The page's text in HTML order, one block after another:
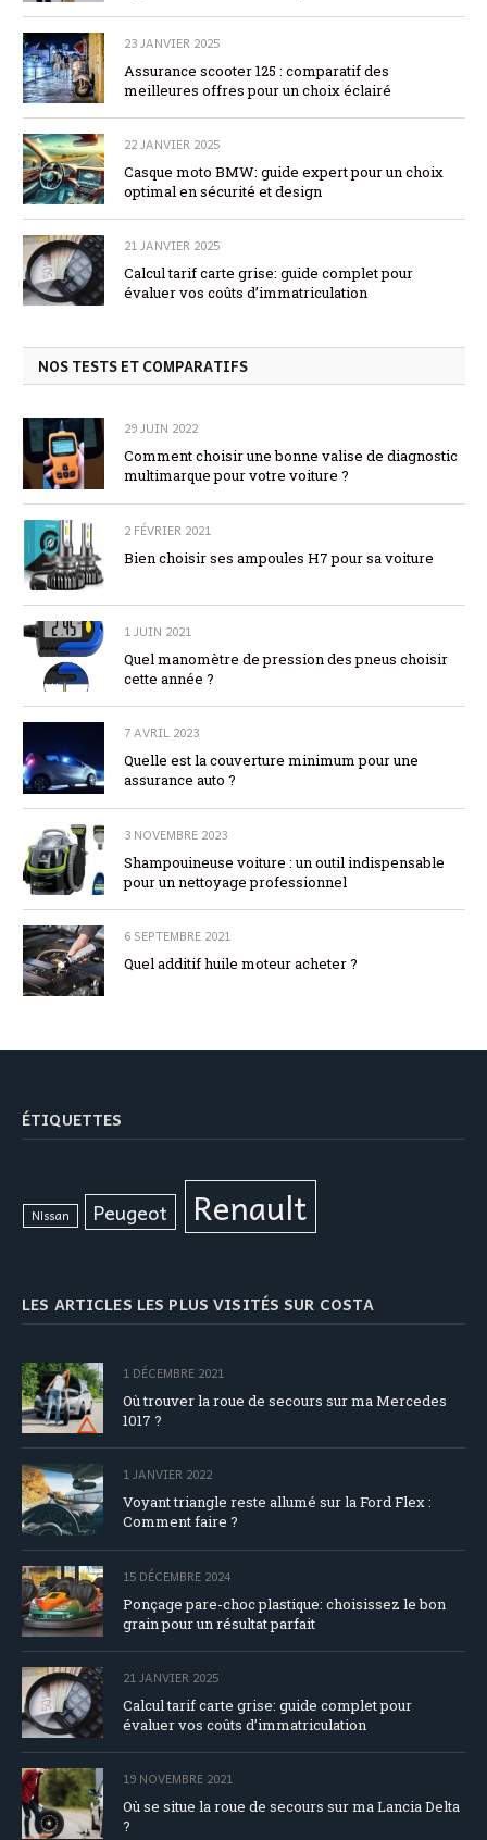
23 JANVIER 2025
Assurance scooter 125 : comparatif des
meilleures offres pour un choix éclairé
22 JANVIER 2025
Casque moto BMW: guide expert pour un choix
optimal en sécurité et design
21 JANVIER 2025
Calcul tarif carte grise: guide complet pour
évaluer vos coûts d’immatriculation
NOS TESTS ET COMPARATIFS
29 JUIN 2022
Comment choisir une bonne valise de diagnostic
multimarque pour votre voiture ?
2 FÉVRIER 2021
Bien choisir ses ampoules H7 pour sa voiture
1 JUIN 2021
Quel manomètre de pression des pneus choisir
cette année ?
7 AVRIL 2023
Quelle est la couverture minimum pour une
assurance auto ?
3 NOVEMBRE 2023
Shampouineuse voiture : un outil indispensable
pour un nettoyage professionnel
6 SEPTEMBRE 2021
Quel additif huile moteur acheter ?
ÉTIQUETTES
Nissan Peugeot Renault
LES ARTICLES LES PLUS VISITÉS SUR COSTA
1 DÉCEMBRE 2021
Où trouver la roue de secours sur ma Mercedes
1017 ?
1 JANVIER 2022
Voyant triangle reste allumé sur la Ford Flex :
Comment faire ?
15 DÉCEMBRE 2024
Ponçage pare-choc plastique: choisissez le bon
grain pour un résultat parfait
21 JANVIER 2025
Calcul tarif carte grise: guide complet pour
évaluer vos coûts d’immatriculation
19 NOVEMBRE 2021
Où se situe la roue de secours sur ma Lancia Delta
?